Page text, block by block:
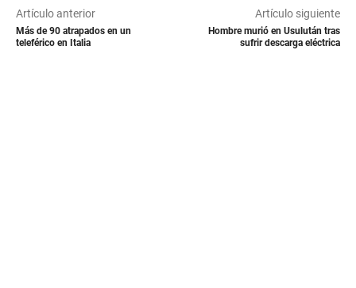
Artículo anterior
Más de 90 atrapados en un
teleférico en Italia
Artículo siguiente
Hombre murió en Usulután tras
sufrir descarga eléctrica